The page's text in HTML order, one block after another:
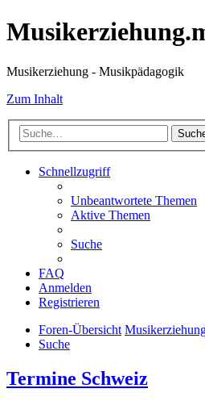
Musikerziehung - Musikpädagogik
Zum Inhalt
Schnellzugriff
Unbeantwortete Themen
Aktive Themen
Suche
FAQ
Anmelden
Registrieren
Foren-Übersicht
Suche
Termine Schweiz